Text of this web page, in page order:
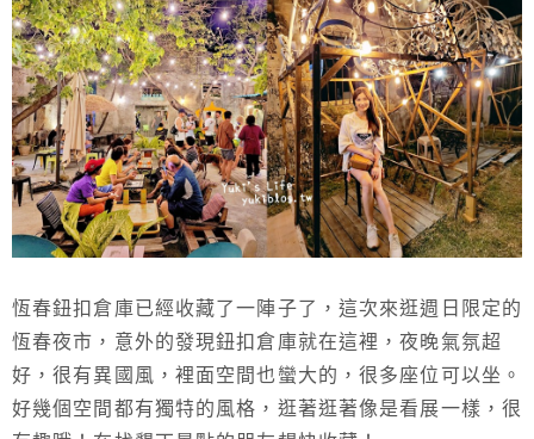
恆春鈕扣倉庫已經收藏了一陣子了，這次來逛週日限定的
恆春夜市，意外的發現鈕扣倉庫就在這裡，夜晚氣氛超
好，很有異國風，裡面空間也蠻大的，很多座位可以坐。
好幾個空間都有獨特的風格，逛著逛著像是看展一樣，很